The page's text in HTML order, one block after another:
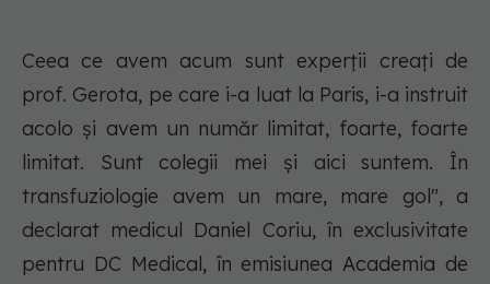
Ceea ce avem acum sunt experții creați de
prof. Gerota, pe care i-a luat la Paris, i-a instruit
acolo și avem un număr limitat, foarte, foarte
limitat. Sunt colegii mei și aici suntem. În
transfuziologie avem un mare, mare gol", a
declarat medicul Daniel Coriu, în exclusivitate
pentru DC Medical, în emisiunea Academia de